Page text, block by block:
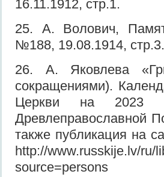
16.11.1912, стр.1.
25. А. Волович,
№188, 19.08.1914, стр.3.
26. А. Яковлева
сокращениями).
Церкви на 2023
Древлеправославной
также публикация на
http://www.russkije.lv/ru/
source=persons